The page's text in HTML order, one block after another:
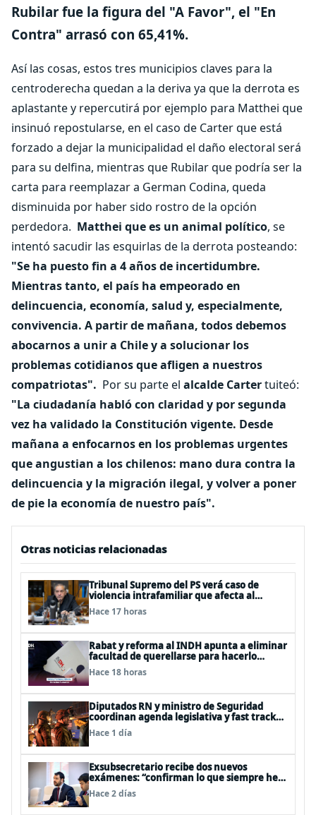
Rubilar fue la figura del "A Favor", el "En
Contra" arrasó con 65,41%.
Así las cosas, estos tres municipios claves para la
centroderecha quedan a la deriva ya que la derrota es
aplastante y repercutirá por ejemplo para Matthei que
insinuó repostularse, en el caso de Carter que está
forzado a dejar la municipalidad el daño electoral será
para su delfina, mientras que Rubilar que podría ser la
carta para reemplazar a German Codina, queda
disminuida por haber sido rostro de la opción
perdedora. Matthei que es un animal político, se
intentó sacudir las esquirlas de la derrota posteando:
"Se ha puesto fin a 4 años de incertidumbre.
Mientras tanto, el país ha empeorado en
delincuencia, economía, salud y, especialmente,
convivencia. A partir de mañana, todos debemos
abocarnos a unir a Chile y a solucionar los
problemas cotidianos que afligen a nuestros
compatriotas". Por su parte el alcalde Cartertuiteó:
"La ciudadanía habló con claridad y por segunda
vez ha validado la Constitución vigente. Desde
mañana a enfocarnos en los problemas urgentes
que angustian a los chilenos: mano dura contra la
delincuencia y la migración ilegal, y volver a poner
de pie la economía de nuestro país".
Otras noticias relacionadas
Tribunal Supremo del PS verá caso de
violencia intrafamiliar que afecta al
senador Fidel Espinoza
Hace 17 horas
Rabat y reforma al INDH apunta a eliminar
facultad de querellarse para hacerlo
“consultivo”
Hace 18 horas
Diputados RN y ministro de Seguridad
coordinan agenda legislativa y fast track
de proyectos
Hace 1 día
Exsubsecretario recibe dos nuevos
exámenes: “confirman lo que siempre he
dicho que no consumo droga”
Hace 2 días